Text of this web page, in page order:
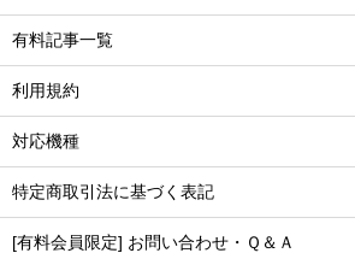
有料記事一覧
利用規約
対応機種
特定商取引法に基づく表記
[有料会員限定] お問い合わせ・Ｑ＆Ａ